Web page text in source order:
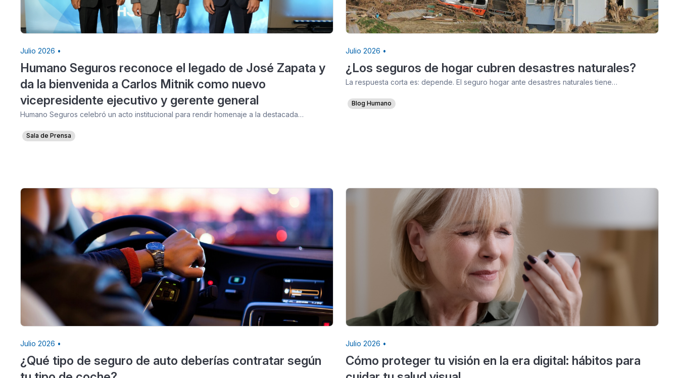
Julio 2026 •
Humano Seguros reconoce el legado de José Zapata y
da la bienvenida a Carlos Mitnik como nuevo
vicepresidente ejecutivo y gerente general
Humano Seguros celebró un acto institucional para rendir homenaje a la destacada…
Sala de Prensa
Julio 2026 •
¿Los seguros de hogar cubren desastres naturales?
La respuesta corta es: depende. El seguro hogar ante desastres naturales tiene…
Blog Humano
Julio 2026 •
¿Qué tipo de seguro de auto deberías contratar según
Julio 2026 •
Cómo proteger tu visión en la era digital: hábitos para